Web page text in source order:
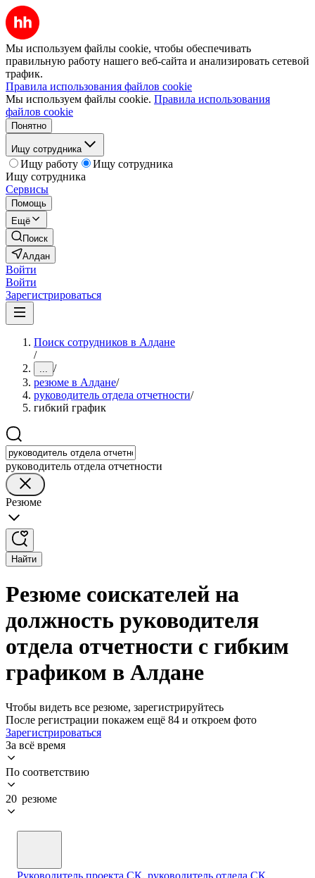
Мы используем файлы cookie, чтобы обеспечивать
правильную работу нашего веб-сайта и анализировать сетевой
трафик.
Правила использования файлов cookie
Мы используем файлы cookie. Правила использования
файлов cookie
Понятно
Ищу сотрудника
Ищу работу
Ищу сотрудника
Ищу сотрудника
Сервисы
Помощь
Ещё
Поиск
Алдан
Войти
Войти
Зарегистрироваться
Поиск сотрудников в Алдане
/
... /
резюме в Алдане/
руководитель отдела отчетности/
гибкий график
руководитель отдела отчетности
Резюме
Найти
Резюме соискателей на
должность руководителя
отдела отчетности с гибким
графиком в Алдане
Чтобы видеть все резюме, зарегистрируйтесь
После регистрации покажем ещё 84 и откроем фото
Зарегистрироваться
За всё время
По соответствию
20 резюме
Руководитель проекта СК, руководитель отдела СК,